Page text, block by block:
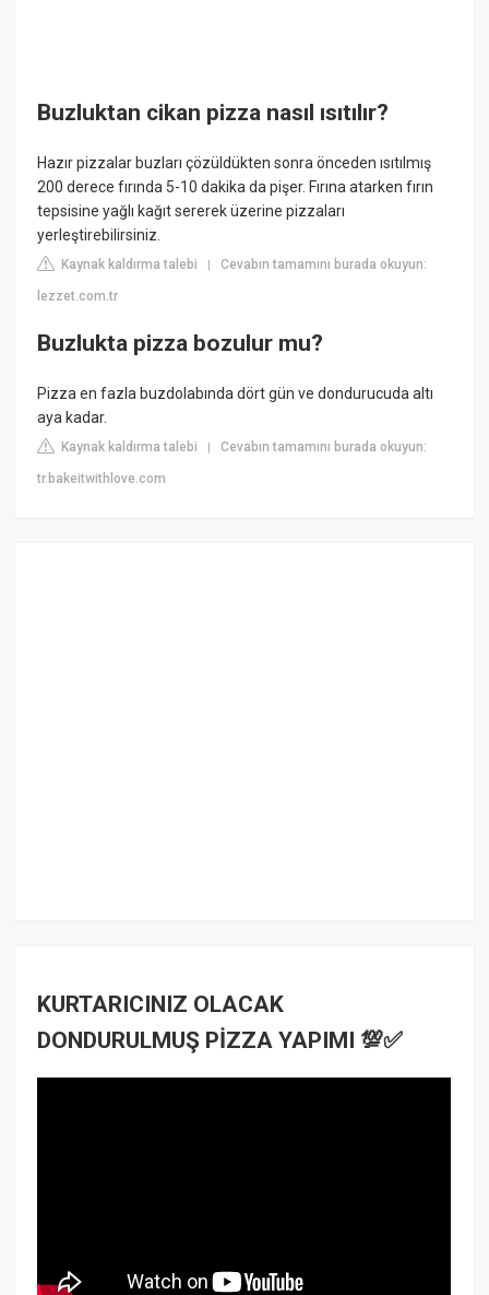
Buzluktan cikan pizza nasıl ısıtılır?
Hazır pizzalar buzları çözüldükten sonra önceden ısıtılmış
200 derece fırında 5-10 dakika da pişer. Fırına atarken fırın
tepsisine yağlı kağıt sererek üzerine pizzaları
yerleştirebilirsiniz.
Kaynak kaldırma talebi |Cevabın tamamını burada okuyun:
lezzet.com.tr
Buzlukta pizza bozulur mu?
Pizza en fazla buzdolabında dört gün ve dondurucuda altı
aya kadar.
Kaynak kaldırma talebi |Cevabın tamamını burada okuyun:
tr.bakeitwithlove.com
KURTARICINIZ OLACAK
DONDURULMUŞ PİZZA YAPIMI 💯✅